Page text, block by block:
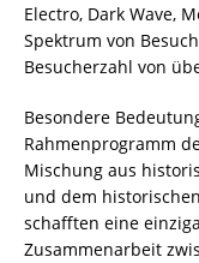
Electro, Dark Wave,
Spektrum von
Besucherzahl von
Besondere
Rahmenprogramm
Mischung aus
und dem
schafften eine
Zusammenarbeit